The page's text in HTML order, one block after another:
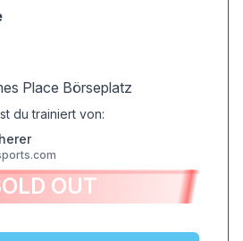
Place Börseplatz
du trainiert von:
OUT